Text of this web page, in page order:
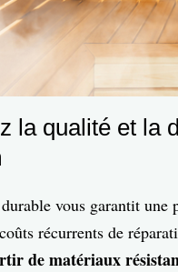
la qualité et la
vous garantit
récurrents de
de matériaux